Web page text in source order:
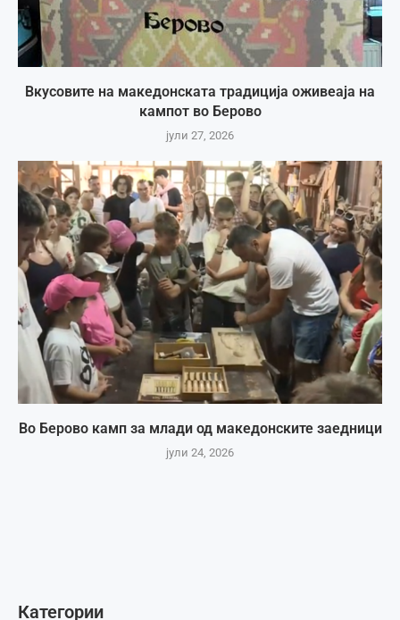
Вкусовите на македонската традиција оживеаја на
кампот во Берово
јули 27, 2026
Во Берово камп за млади од македонските заедници
јули 24, 2026
Категории